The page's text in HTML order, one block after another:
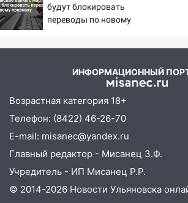
11:20
Ульяновская
Валерия Клейменова
доску декабристу
10:40 В Ульяновске
нашли потерявшегося в
садах 79-летнего мужчину
На нескольких улицах
временно отключили
10:14
коррупционной схемы при
будут блокировать
переводы по новому
ИНФОРМАЦИОННЫЙ
Возрастная категория 18+
Телефон: (8422) 46-26-70
E-mail: misanec@yandex.ru
Главный редактор - Мисанец З.Ф.
Учредитель - ИП Мисанец Р.Р.
© 2014-2026 Новости Ульяновска